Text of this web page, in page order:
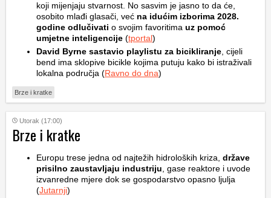
koji mijenjaju stvarnost. No sasvim je jasno to da će,
osobito mlađi glasači, već na idućim izborima 2028.
godine odlučivati o svojim favoritima uz pomoć
umjetne inteligencije (tportal)
David Byrne sastavio playlistu za bicikliranje , cijeli
bend ima sklopive bicikle kojima putuju kako bi istraživali
lokalna područja (Ravno do dna)
Brze i kratke
Utorak (17:00)
Brze i kratke
Europu trese jedna od najtežih hidroloških kriza, države
prisilno zaustavljaju industriju , gase reaktore i uvode
izvanredne mjere dok se gospodarstvo opasno ljulja
(Jutarnji)